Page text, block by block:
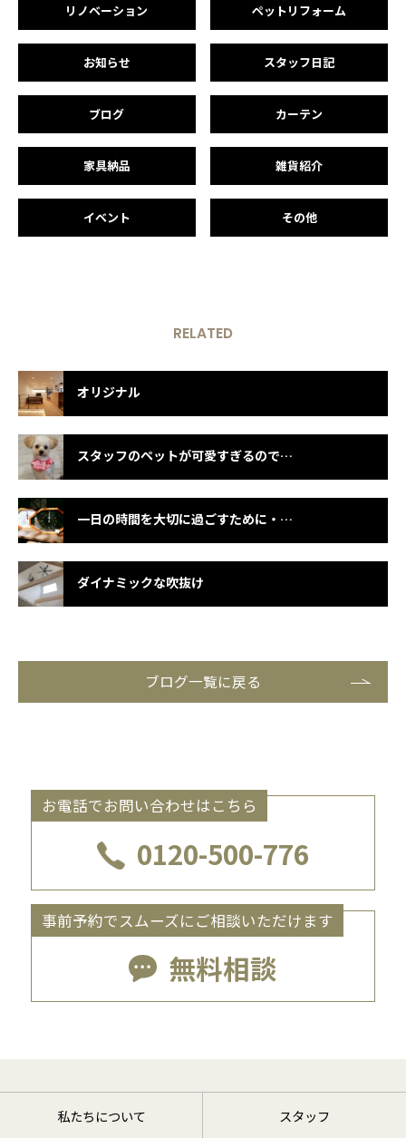
リノベーション ペットリフォーム
お知らせ スタッフ日記
ブログ カーテン
家具納品 雑貨紹介
イベント その他
RELATED
オリジナル
スタッフのペットが可愛すぎるので紹介します♡ Part3
一日の時間を大切に過ごすために・・・
ダイナミックな吹抜け
ブログ一覧に戻る
お電話でお問い合わせはこちら
0120-500-776
事前予約でスムーズにご相談いただけます
無料相談
私たちについて スタッフ